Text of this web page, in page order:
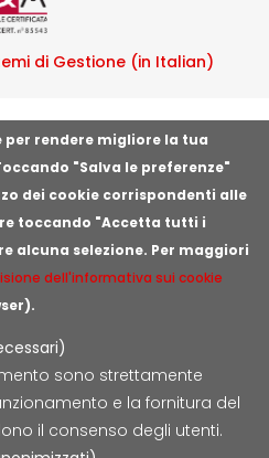
rendere migliore la tua
"Salva le preferenze"
dei cookie corrispondenti alle
toccando "Accetta tutti i
alcuna selezione. Per maggiori
dell'informativa sui cookie
sono strettamente
e la fornitura del
il consenso degli utenti.
di Gestione (in Italian)
o irregolarità
S.c.p.A.
15, 40128 Bologna